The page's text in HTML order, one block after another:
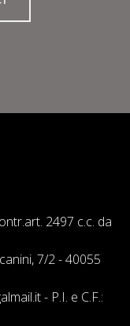
2497 c.c. da
7/2 - 40055
- P.I. e C.F.: